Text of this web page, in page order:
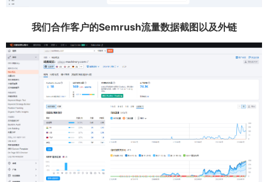
我们合作客户的Semrush流量数据截图以及外链